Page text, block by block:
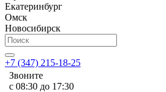
Екатеринбург
Омск
Новосибирск
+7 (347) 215-18-25
Звоните
с 08:30 до 17:30